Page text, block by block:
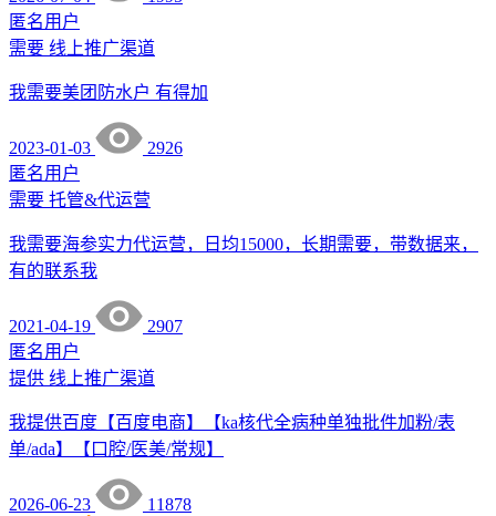
匿名用户
需要 线上推广渠道
我需要美团防水户 有得加
2023-01-03
2926
匿名用户
需要 托管&代运营
我需要海参实力代运营，日均15000，长期需要，带数据来，
有的联系我
2021-04-19
2907
匿名用户
提供 线上推广渠道
我提供百度【百度电商】【ka核代全病种单独批件加粉/表
单/ada】【口腔/医美/常规】
2026-06-23 11878